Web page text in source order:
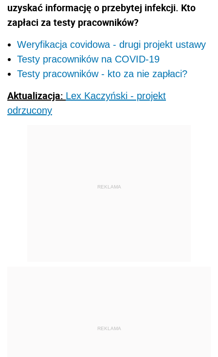
uzyskać informację o przebytej infekcji. Kto
zapłaci za testy pracowników?
Weryfikacja covidowa - drugi projekt ustawy
Testy pracowników na COVID-19
Testy pracowników - kto za nie zapłaci?
Aktualizacja: Lex Kaczyński - projekt
odrzucony
REKLAMA
REKLAMA